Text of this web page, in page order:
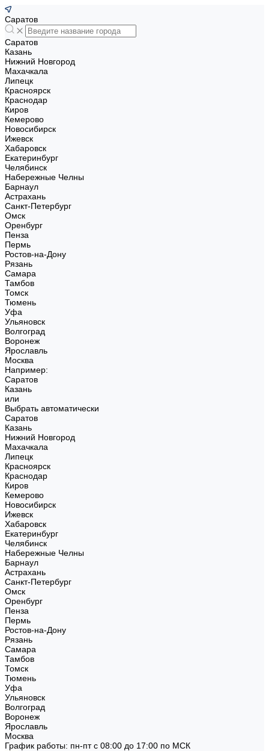
Саратов
Саратов
Казань
Нижний Новгород
Махачкала
Липецк
Красноярск
Краснодар
Киров
Кемерово
Новосибирск
Ижевск
Хабаровск
Екатеринбург
Челябинск
Набережные Челны
Барнаул
Астрахань
Санкт-Петербург
Омск
Оренбург
Пенза
Пермь
Ростов-на-Дону
Рязань
Самара
Тамбов
Томск
Тюмень
Уфа
Ульяновск
Волгоград
Воронеж
Ярославль
Москва
Например:
Саратов
Казань
или
Выбрать автоматически
Саратов
Казань
Нижний Новгород
Махачкала
Липецк
Красноярск
Краснодар
Киров
Кемерово
Новосибирск
Ижевск
Хабаровск
Екатеринбург
Челябинск
Набережные Челны
Барнаул
Астрахань
Санкт-Петербург
Омск
Оренбург
Пенза
Пермь
Ростов-на-Дону
Рязань
Самара
Тамбов
Томск
Тюмень
Уфа
Ульяновск
Волгоград
Воронеж
Ярославль
Москва
График работы: пн-пт с 08:00 до 17:00 по МСК